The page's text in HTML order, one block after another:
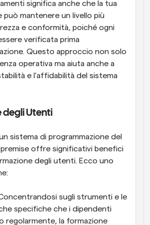
significa anche che la tua
può mantenere un livello più
e conformità, poiché ogni
verificata prima
Questo approccio non solo
operativa ma aiuta anche a
e l'affidabilità del sistema
degli Utenti
sistema di programmazione del
offre significativi benefici
degli utenti. Ecco uno
sugli strumenti e le
specifiche che i dipendenti
regolarmente, la formazione